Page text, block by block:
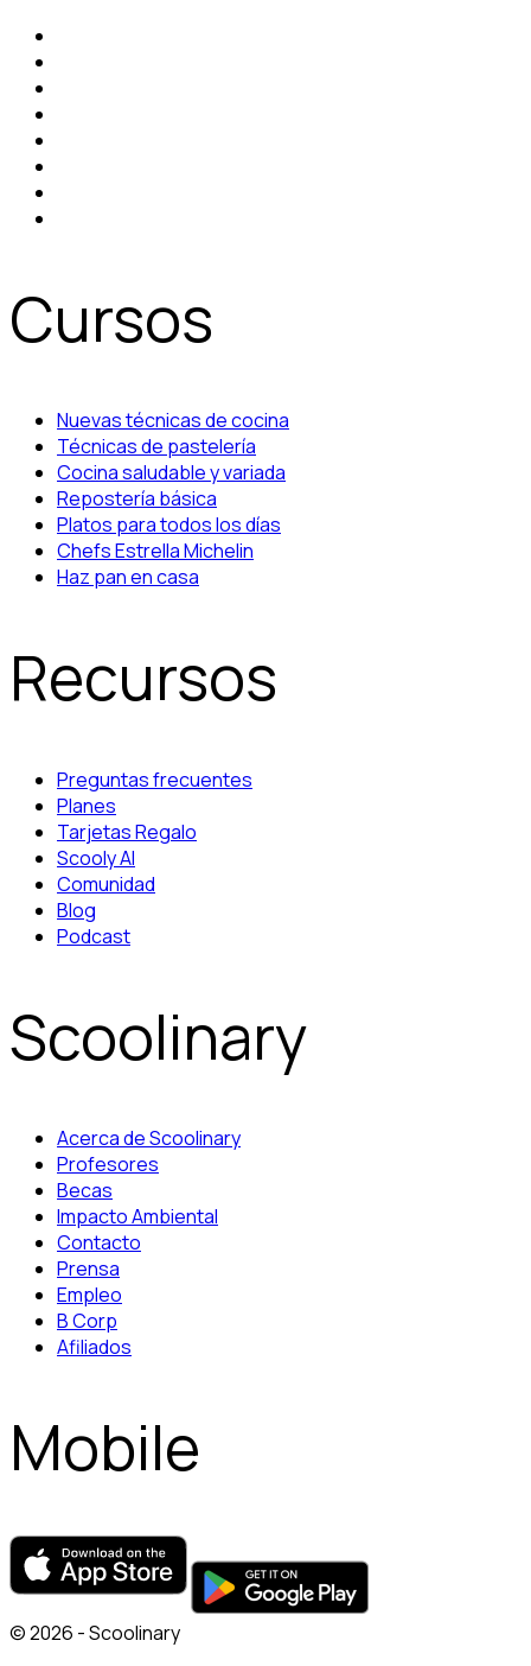
Cursos
Nuevas técnicas de cocina
Técnicas de pastelería
Cocina saludable y variada
Repostería básica
Platos para todos los días
Chefs Estrella Michelin
Haz pan en casa
Recursos
Preguntas frecuentes
Planes
Tarjetas Regalo
Scooly AI
Comunidad
Blog
Podcast
Scoolinary
Acerca de Scoolinary
Profesores
Becas
Impacto Ambiental
Contacto
Prensa
Empleo
B Corp
Afiliados
Mobile
© 2026 - Scoolinary